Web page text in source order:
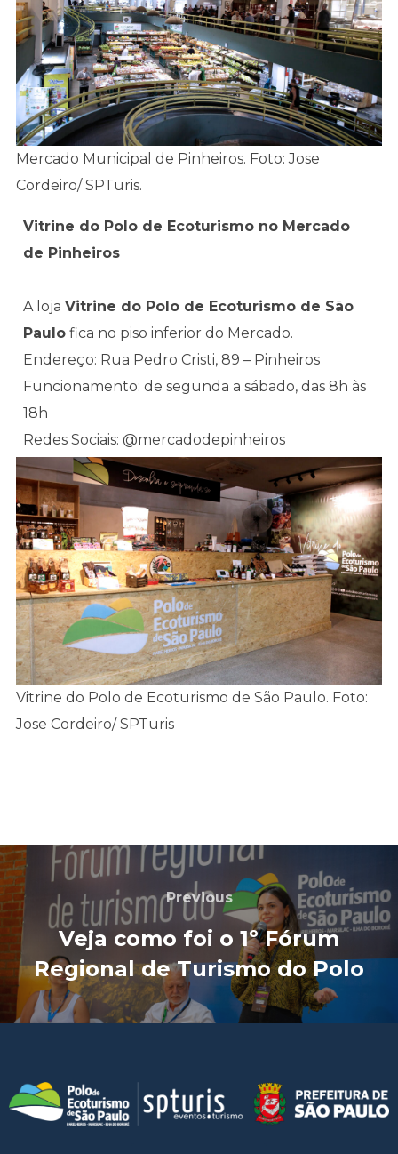
Mercado Municipal de Pinheiros. Foto: Jose
Cordeiro/ SPTuris.
Vitrine do Polo de Ecoturismo no Mercado
de Pinheiros
A lojaVitrine do Polo de Ecoturismo de São
Paulo fica no piso inferior do Mercado.
Endereço: Rua Pedro Cristi, 89 – Pinheiros
Funcionamento: de segunda a sábado, das 8h às
18h
Redes Sociais: @mercadodepinheiros
Vitrine do Polo de Ecoturismo de São Paulo. Foto:
Jose Cordeiro/ SPTuris
Previous
Veja como foi o 1º Fórum
Regional de Turismo do Polo